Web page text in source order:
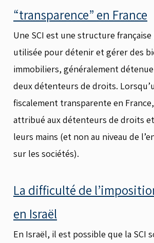
“transparence” en France
Une SCI est une structure
utilisée pour détenir et gérer des
immobiliers, généralement
deux détenteurs de droits.
fiscalement transparente en
attribué aux détenteurs de droits
leurs mains (et non au niveau de
sur les sociétés).
La difficulté de
en Israël
En Israël, il est possible que la SCI